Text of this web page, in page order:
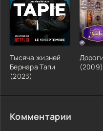
Тысяча жизней
Бернара Тапи
(2023)
(2009)
Комментарии